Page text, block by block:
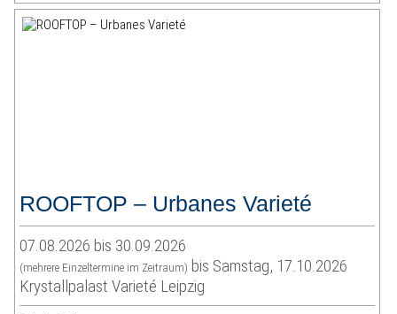
ROOFTOP – Urbanes Varieté
07.08.2026 bis 30.09.2026
(mehrere Einzeltermine im Zeitraum) bis Samstag, 17.10.2026
Krystallpalast Varieté Leipzig